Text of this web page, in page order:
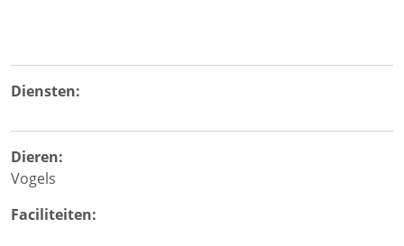
Diensten:
Dieren:
Vogels
Faciliteiten: